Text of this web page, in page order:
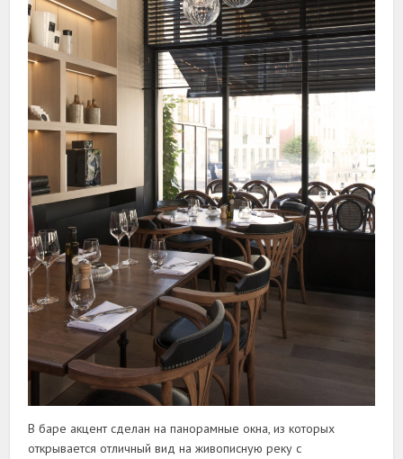
В баре акцент сделан на панорамные окна, из которых
открывается отличный вид на живописную реку с